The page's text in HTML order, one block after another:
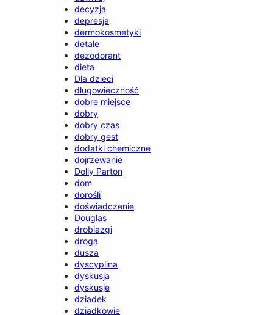
decyzja
depresja
dermokosmetyki
detale
dezodorant
dieta
Dla dzieci
długowieczność
dobre miejsce
dobry
dobry czas
dobry gest
dodatki chemiczne
dojrzewanie
Dolly Parton
dom
dorośli
doświadczenie
Douglas
drobiazgi
droga
dusza
dyscyplina
dyskusja
dyskusje
dziadek
dziadkowie